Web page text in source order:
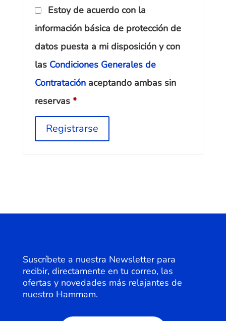
Estoy de acuerdo con la
información básica de protección de
datos puesta a mi disposición y con
las Condiciones Generales de
Contrataciónaceptando ambas sin
reservas *
Registrarse
e
:
Suscríbete a nuestra Newsletter para
recibir, directamente en tu correo, las
ofertas y novedades más relajantes de
nuestro Hammam.